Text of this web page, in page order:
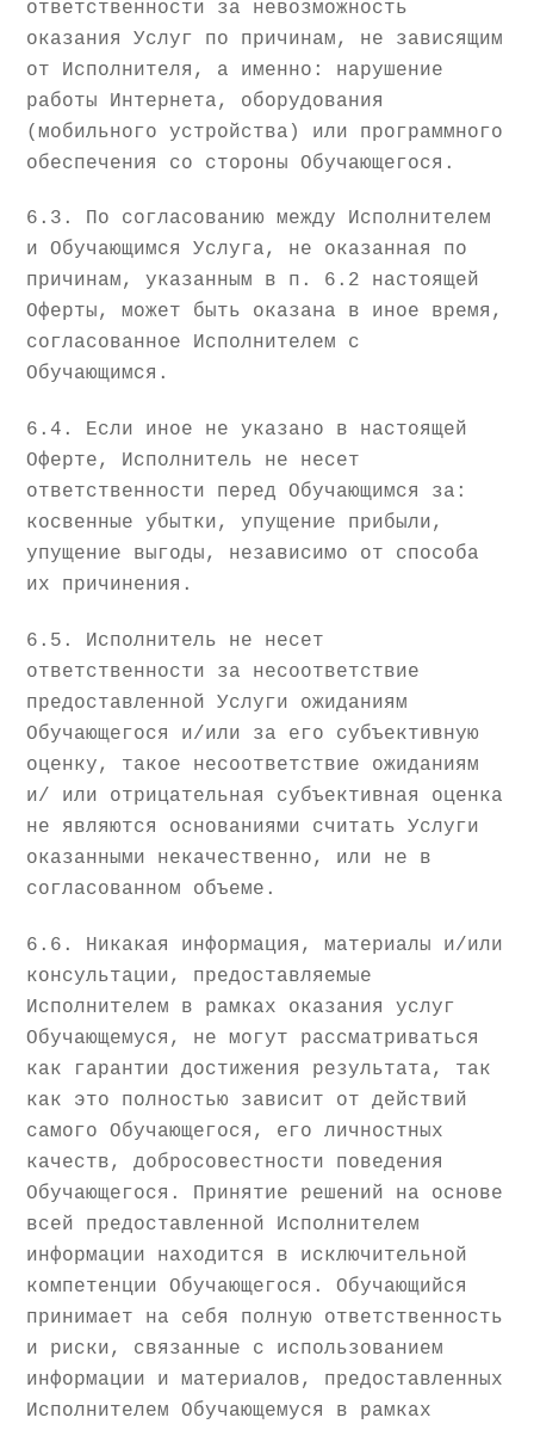
ответственности за невозможность
оказания Услуг по причинам, не зависящим
от Исполнителя, а именно: нарушение
работы Интернета, оборудования
(мобильного устройства) или программного
обеспечения со стороны Обучающегося.
6.3. По согласованию между Исполнителем
и Обучающимся Услуга, не оказанная по
причинам, указанным в п. 6.2 настоящей
Оферты, может быть оказана в иное время,
согласованное Исполнителем с
Обучающимся.
6.4. Если иное не указано в настоящей
Оферте, Исполнитель не несет
ответственности перед Обучающимся за:
косвенные убытки, упущение прибыли,
упущение выгоды, независимо от способа
их причинения.
6.5. Исполнитель не несет
ответственности за несоответствие
предоставленной Услуги ожиданиям
Обучающегося и/или за его субъективную
оценку, такое несоответствие ожиданиям
и/ или отрицательная субъективная оценка
не являются основаниями считать Услуги
оказанными некачественно, или не в
согласованном объеме.
6.6. Никакая информация, материалы и/или
консультации, предоставляемые
Исполнителем в рамках оказания услуг
Обучающемуся, не могут рассматриваться
как гарантии достижения результата, так
как это полностью зависит от действий
самого Обучающегося, его личностных
качеств, добросовестности поведения
Обучающегося. Принятие решений на основе
всей предоставленной Исполнителем
информации находится в исключительной
компетенции Обучающегося. Обучающийся
принимает на себя полную ответственность
и риски, связанные с использованием
информации и материалов, предоставленных
Исполнителем Обучающемуся в рамках